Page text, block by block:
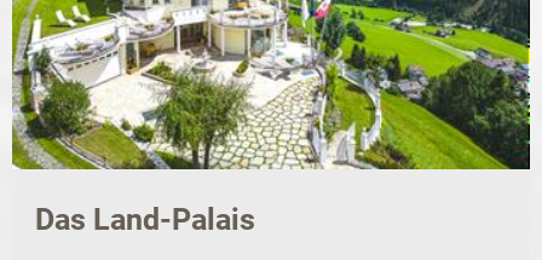
Das Land-Palais